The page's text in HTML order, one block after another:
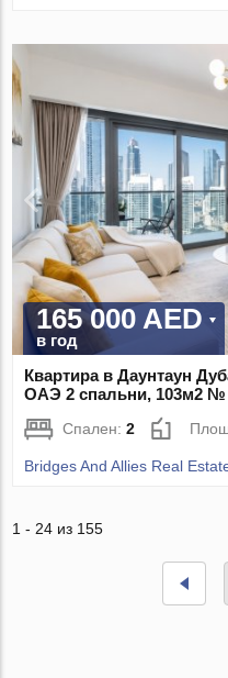
165 000 AED
в год
Квартира в Даунтаун
ОАЭ 2 спальни, 103м2 №
Спален:2
Bridges And Allies Real
1 - 24 из 155